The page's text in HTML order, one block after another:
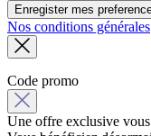
Enregister mes
Nos conditions générales
Code promo
Une offre exclusive vous